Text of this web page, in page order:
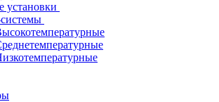
установки